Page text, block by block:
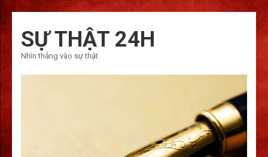
qua
tới
nội
SỰ THẬT 24H
Nhìn thẳng vào sự thật